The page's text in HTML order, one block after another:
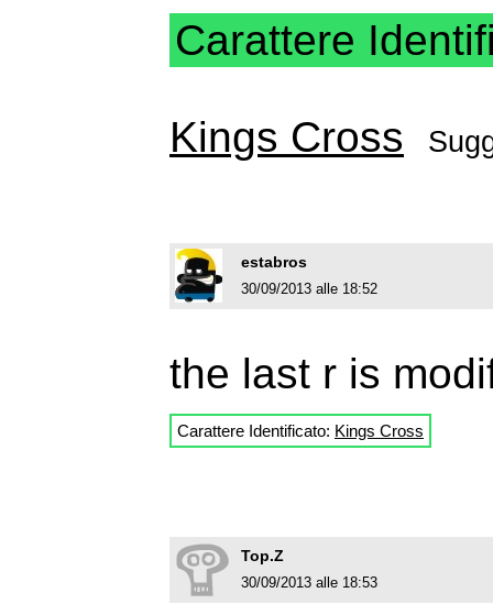
Carattere
Kings Cross
estabros
30/09/2013 alle 18:52
the last r is
Carattere Identificato: Kings Cross
Top.Z
30/09/2013 alle 18:53